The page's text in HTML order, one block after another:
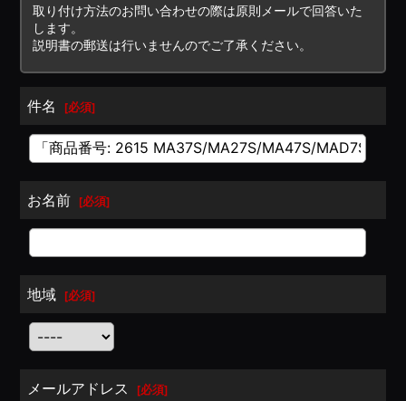
取り付け方法のお問い合わせの際は原則メールで回答いた
します。
説明書の郵送は行いませんのでご了承ください。
件名 [必須]
お名前 [必須]
地域 [必須]
メールアドレス [必須]